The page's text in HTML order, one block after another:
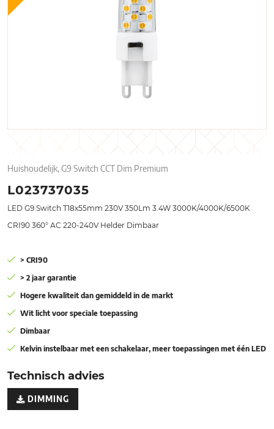
Huishoudelijk, G9 Switch CCT Dim Premium
L023737035
LED G9 Switch T18x55mm 230V 350Lm 3.4W 3000K/4000K/6500K
CRI90 360° AC 220-240V Helder Dimbaar
> CRI90
> 2 jaar garantie
Hogere kwaliteit dan gemiddeld in de markt
Wit licht voor speciale toepassing
Dimbaar
Kelvin instelbaar met een schakelaar, meer toepassingen met één LED
Technisch advies
DIMMING